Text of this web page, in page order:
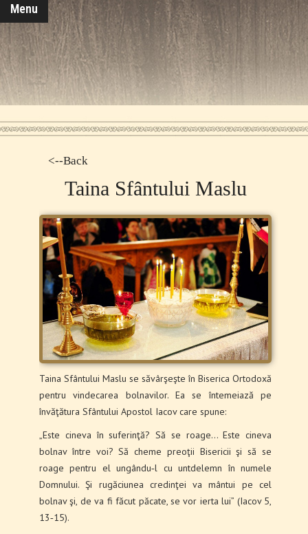
Menu
<--Back
Taina Sfântului Maslu
Taina Sfântului Maslu se săvârşeşte în Biserica Ortodoxă
pentru vindecarea bolnavilor. Ea se înteme­iază pe
învăţătura Sfântului Apostol Iacov care spune:
„Este cineva în suferinţă? Să se roage… Este cineva
bolnav între voi? Să cheme preoţii Bisericii şi să se
roage pentru el ungându‑l cu untdelemn în numele
Domnului. Şi rugăciunea credinţei va mân­tui pe cel
bolnav şi, de va fi făcut păcate, se vor ierta lui” (Iacov 5,
13‑15).